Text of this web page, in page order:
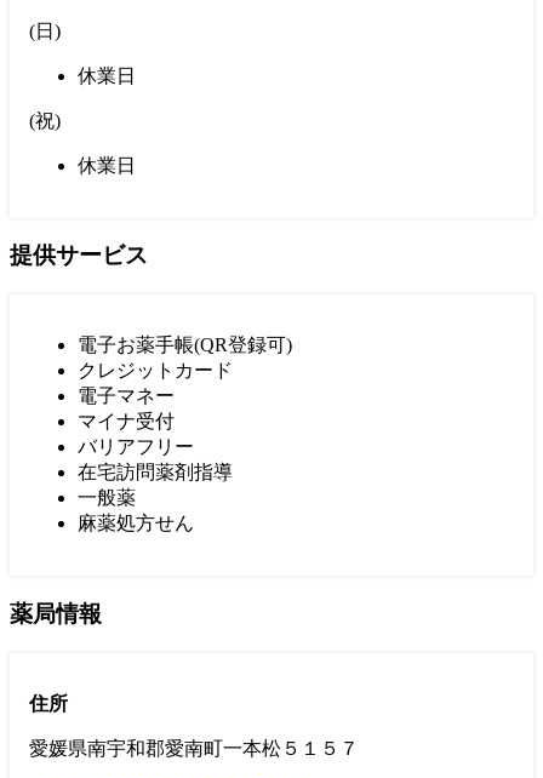
(日 )
休業日
(祝)
休業日
提供サービス
電子お薬手帳(QR登録可)
クレジットカード
電子マネー
マイナ受付
バリアフリー
在宅訪問薬剤指導
一般薬
麻薬処方せん
薬局情報
住所
愛媛県南宇和郡愛南町一本松５１５７